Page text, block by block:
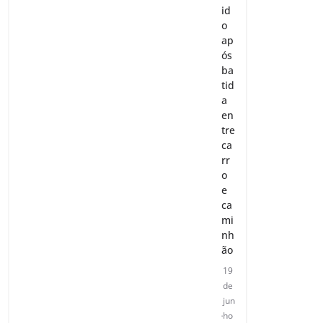
id
o
ap
ós
ba
tid
a
en
tre
ca
rr
o
e
ca
mi
nh
ão
19
de
jun
ho